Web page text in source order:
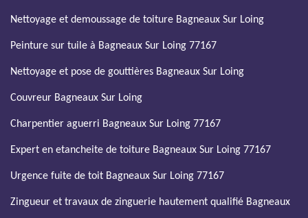
Nettoyage et demoussage de toiture Bagneaux Sur Loing
Peinture sur tuile à Bagneaux Sur Loing 77167
Nettoyage et pose de gouttières Bagneaux Sur Loing
Couvreur Bagneaux Sur Loing
Charpentier aguerri Bagneaux Sur Loing 77167
Expert en etancheite de toiture Bagneaux Sur Loing 77167
Urgence fuite de toit Bagneaux Sur Loing 77167
Zingueur et travaux de zinguerie hautement qualifié Bagneaux